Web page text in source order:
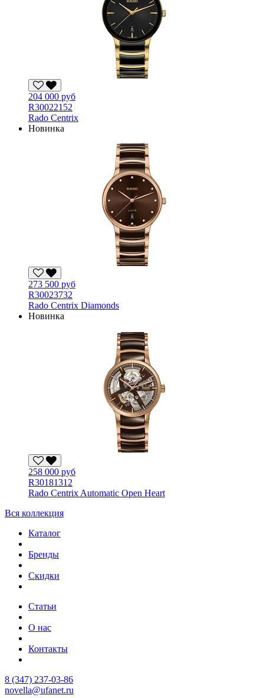
204 000 руб
R30022152
Rado Centrix
Новинка
273 500 руб
R30023732
Rado Centrix Diamonds
Новинка
258 000 руб
R30181312
Rado Centrix Automatic Open Heart
Вся коллекция
Каталог
Бренды
Скидки
Статьи
О нас
Контакты
8 (347) 237-03-86
novella@ufanet.ru